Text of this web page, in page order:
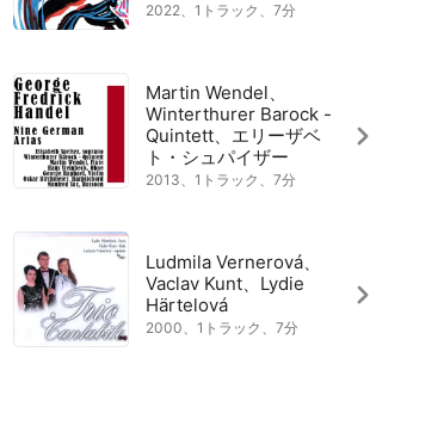
2022、1トラック、7分
Martin Wendel、
Winterthurer Barock -
Quintett、エリーザベ
ト・シュパイザー
2013、1トラック、7分
Ludmila Vernerová、
Vaclav Kunt、Lydie
Härtelová
2000、1トラック、7分